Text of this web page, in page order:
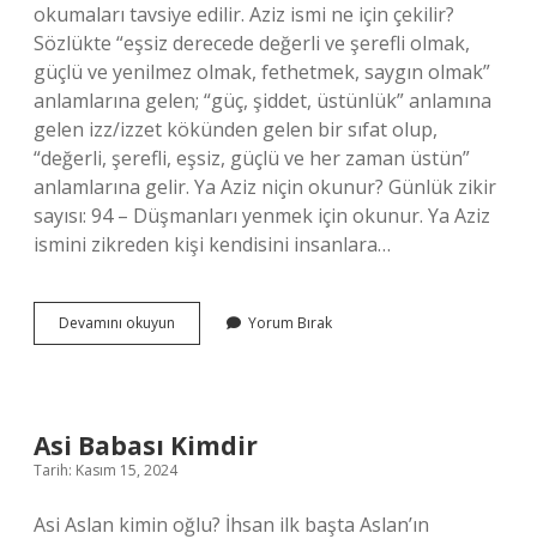
okumaları tavsiye edilir. Aziz ismi ne için çekilir?
Sözlükte “eşsiz derecede değerli ve şerefli olmak,
güçlü ve yenilmez olmak, fethetmek, saygın olmak”
anlamlarına gelen; “güç, şiddet, üstünlük” anlamına
gelen izz/izzet kökünden gelen bir sıfat olup,
“değerli, şerefli, eşsiz, güçlü ve her zaman üstün”
anlamlarına gelir. Ya Aziz niçin okunur? Günlük zikir
sayısı: 94 – Düşmanları yenmek için okunur. Ya Aziz
ismini zikreden kişi kendisini insanlara…
Devamını okuyun
Ismi
Yorum Bırak
Asi Babası Kimdir
Tarih: Kasım 15, 2024
Asi Aslan kimin oğlu? İhsan ilk başta Aslan’ın